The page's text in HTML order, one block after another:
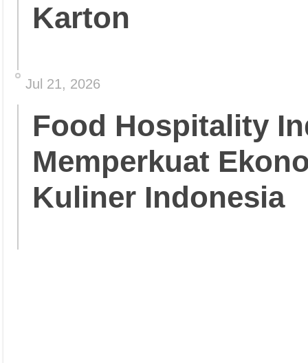
Karton
Jul 21, 2026
Food Hospitality
Memperkuat
Kuliner Indonesia